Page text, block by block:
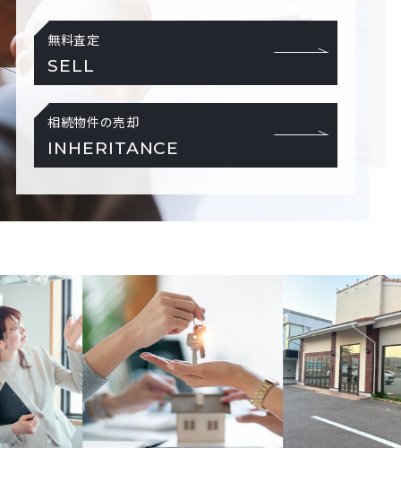
無料査定
SELL
相続物件の売却
INHERITANCE